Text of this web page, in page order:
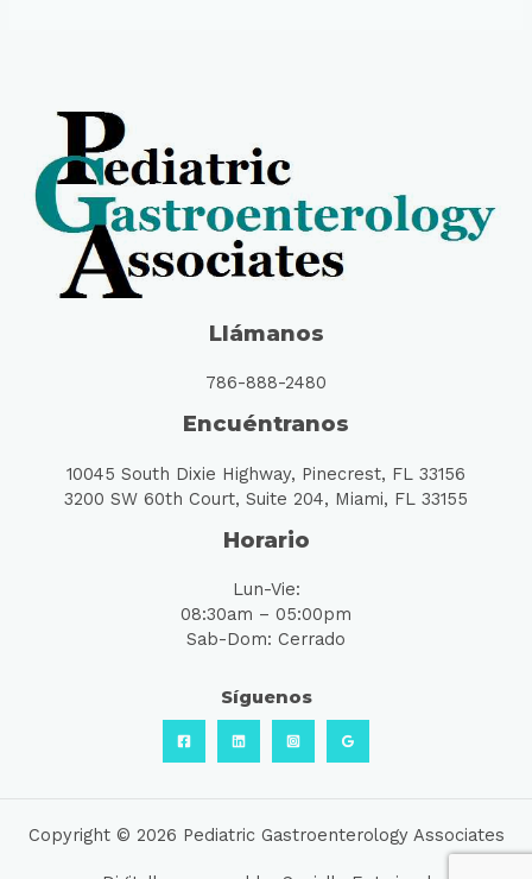
Llámanos
786-888-2480
Encuéntranos
10045 South Dixie Highway, Pinecrest, FL 33156
3200 SW 60th Court, Suite 204, Miami, FL 33155
Horario
Lun-Vie:
08:30am – 05:00pm
Sab-Dom: Cerrado
Síguenos
Copyright © 2026 Pediatric Gastroenterology Associates